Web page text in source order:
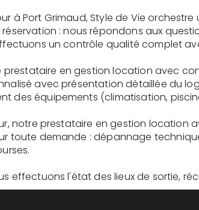
à Port Grimaud, Style de Vie
: nous répondons aux
un contrôle qualité complet
prestataire en gestion location avec
avec présentation détaillée du
des équipements (climatisation,
notre prestataire en gestion location
toute demande : dépannage
effectuons l'état des lieux de sortie,